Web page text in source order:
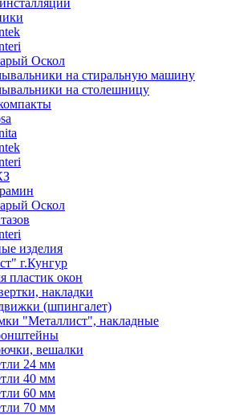
Оскол
на стиральную машину
на столешницу
Оскол
изделия
г.Кунгур
пластик окон
накладки
(шпингалет)
"Металлист", накладные
вешалки
24 мм
40 мм
60 мм
70 мм